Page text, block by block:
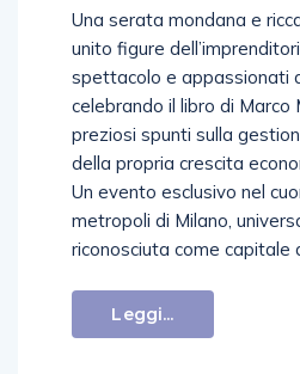
Una serata mondana e
unito figure
spettacolo e appassionati
celebrando il libro di Marco
preziosi spunti sulla
della propria crescita
Un evento esclusivo nel
metropoli di Milano,
riconosciuta come capitale
Leggi...